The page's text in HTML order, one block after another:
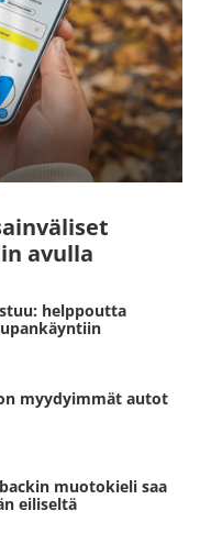
avulla
helppoutta
myydyimmät autot
muotokieli saa
eiliseltä